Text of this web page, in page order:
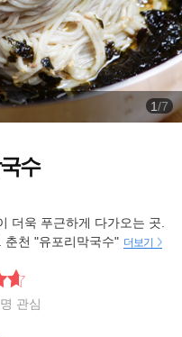
1/7
수
더욱 푸근하게 다가오는 곳.
춘천 "유포리막국수" 더보기
관심